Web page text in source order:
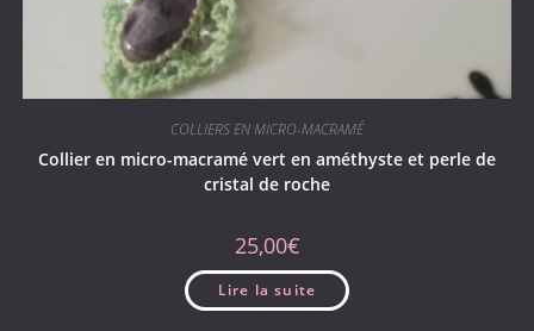
COLLIERS EN MICRO-MACRAMÉ
Collier en micro-macramé vert en améthyste et perle de
cristal de roche
25,00€
Lire la suite